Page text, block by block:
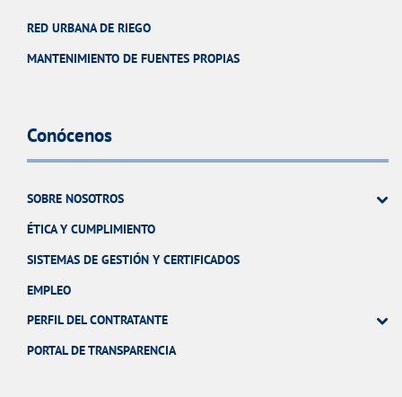
RED URBANA DE RIEGO
MANTENIMIENTO DE FUENTES PROPIAS
Conócenos
SOBRE NOSOTROS
ÉTICA Y CUMPLIMIENTO
SISTEMAS DE GESTIÓN Y CERTIFICADOS
EMPLEO
PERFIL DEL CONTRATANTE
PORTAL DE TRANSPARENCIA